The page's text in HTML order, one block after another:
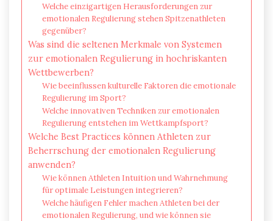
Welche einzigartigen Herausforderungen zur
emotionalen Regulierung stehen Spitzenathleten
gegenüber?
Was sind die seltenen Merkmale von Systemen
zur emotionalen Regulierung in hochriskanten
Wettbewerben?
Wie beeinflussen kulturelle Faktoren die emotionale
Regulierung im Sport?
Welche innovativen Techniken zur emotionalen
Regulierung entstehen im Wettkampfsport?
Welche Best Practices können Athleten zur
Beherrschung der emotionalen Regulierung
anwenden?
Wie können Athleten Intuition und Wahrnehmung
für optimale Leistungen integrieren?
Welche häufigen Fehler machen Athleten bei der
emotionalen Regulierung, und wie können sie